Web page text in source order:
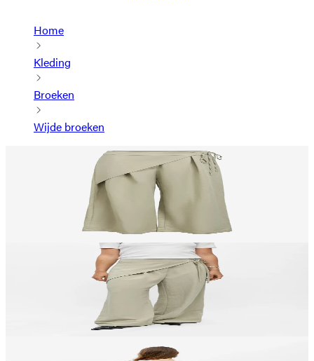
Home
Kleding
Broeken
Wijde broeken